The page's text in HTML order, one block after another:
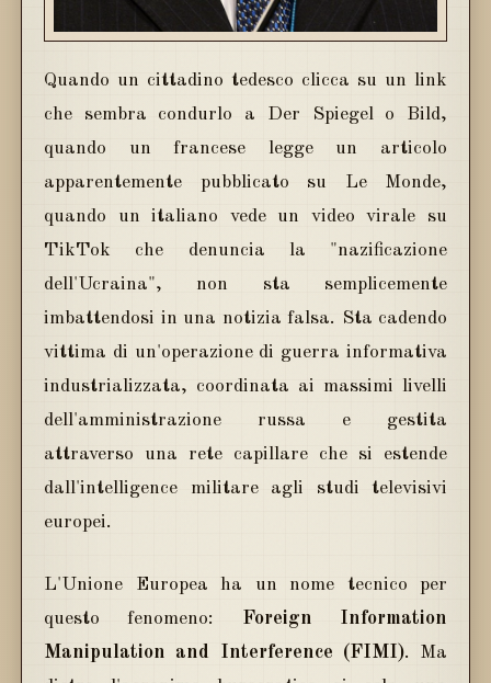
Quando un cittadino tedesco clicca su un link
che sembra condurlo a Der Spiegel o Bild,
quando un francese legge un articolo
apparentemente pubblicato su Le Monde,
quando un italiano vede un video virale su
TikTok che denuncia la "nazificazione
dell'Ucraina", non sta semplicemente
imbattendosi in una notizia falsa. Sta cadendo
vittima di un'operazione di guerra informativa
industrializzata, coordinata ai massimi livelli
dell'amministrazione russa e gestita
attraverso una rete capillare che si estende
dall'intelligence militare agli studi televisivi
europei.
L'Unione Europea ha un nome tecnico per
questo fenomeno: Foreign Information
Manipulation and Interference (FIMI). Ma